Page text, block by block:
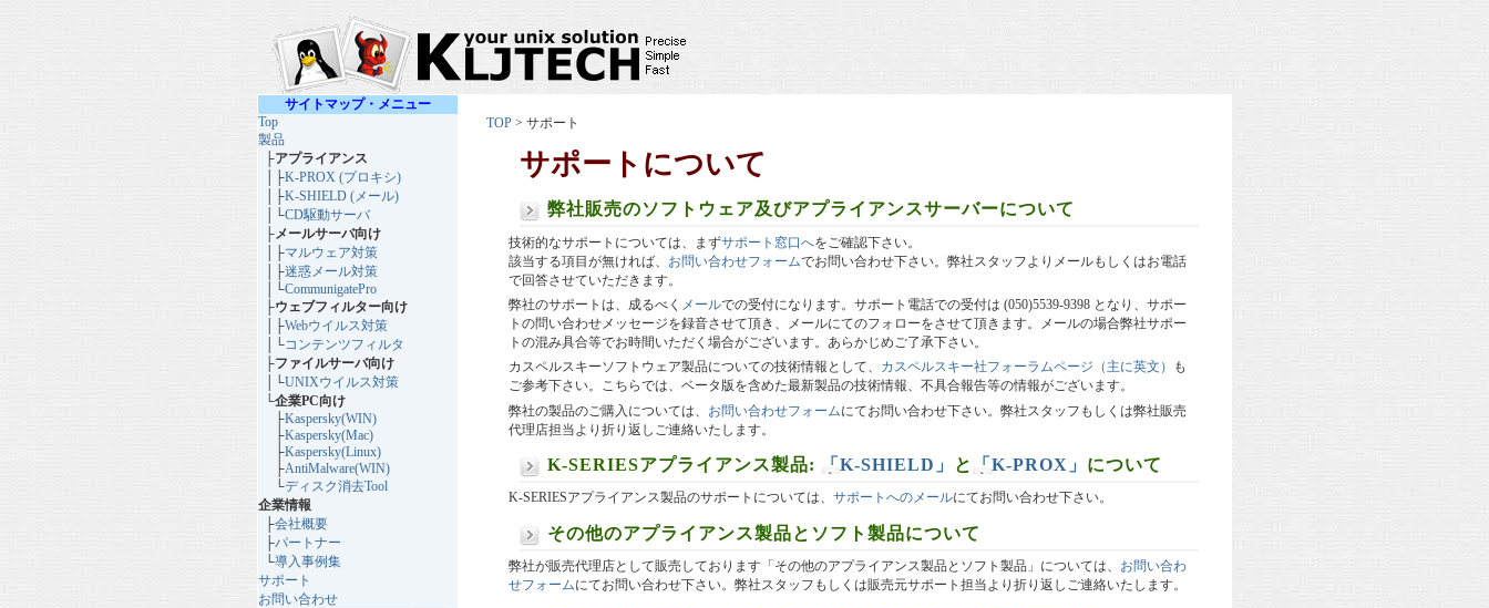
サイトマップ・メニュー
Top
製品
├アプライアンス
│├K-PROX (プロキシ)
│├K-SHIELD (メール)
│└CD駆動サーバ
├メールサーバ向け
│├マルウェア対策
│├迷惑メール対策
│└CommunigatePro
├ウェブフィルター向け
│├Webウイルス対策
│└コンテンツフィルタ
├ファイルサーバ向け
│└UNIXウイルス対策
└企業PC向け
├Kaspersky(WIN)
├Kaspersky(Mac)
├Kaspersky(Linux)
├AntiMalware(WIN)
└ディスク消去Tool
企業情報
├会社概要
├パートナー
└導入事例集
サポート
お問い合わせ
TOP > サポート
サポートについて
弊社販売のソフトウェア及びアプライアンスサーバーについて
技術的なサポートについては、まずサポート窓口へをご確認下さい。
該当する項目が無ければ、 お問い合わせフォームでお問い合わせ下さい。弊社スタッフよりメールもしくはお電話
で回答させていただきます。
弊社のサポートは、成るべく メールでの受付になります。サポート電話での受付は (050)5539-9398 となり、サポー
トの問い合わせメッセージを録音させて頂き、メールにてのフォローをさせて頂きます。メールの場合弊社サポー
トの混み具合等でお時間いただく場合がございます。あらかじめご了承下さい。
カスペルスキーソフトウェア製品についての技術情報として、 カスペルスキー社フォーラムページ（主に英文）
も
ご参考下さい。こちらでは、ベータ版を含めた最新製品の技術情報、不具合報告等の情報がございます。
弊社の製品のご購入については、 お問い合わせフォームにてお問い合わせ下さい。弊社スタッフもしくは弊社販売
代理店担当より折り返しご連絡いたします。
K-SERIESアプライアンス製品: 「K-SHIELD」 と 「K-PROX」 について
K-SERIESアプライアンス製品のサポートについては、 サポートへのメールにてお問い合わせ下さい。
その他のアプライアンス製品とソフト製品について
弊社が販売代理店として販売しております「その他のアプライアンス製品とソフト製品」については、 お問い合わ
せフォームにてお問い合わせ下さい。弊社スタッフもしくは販売元サポート担当より折り返しご連絡いたします。